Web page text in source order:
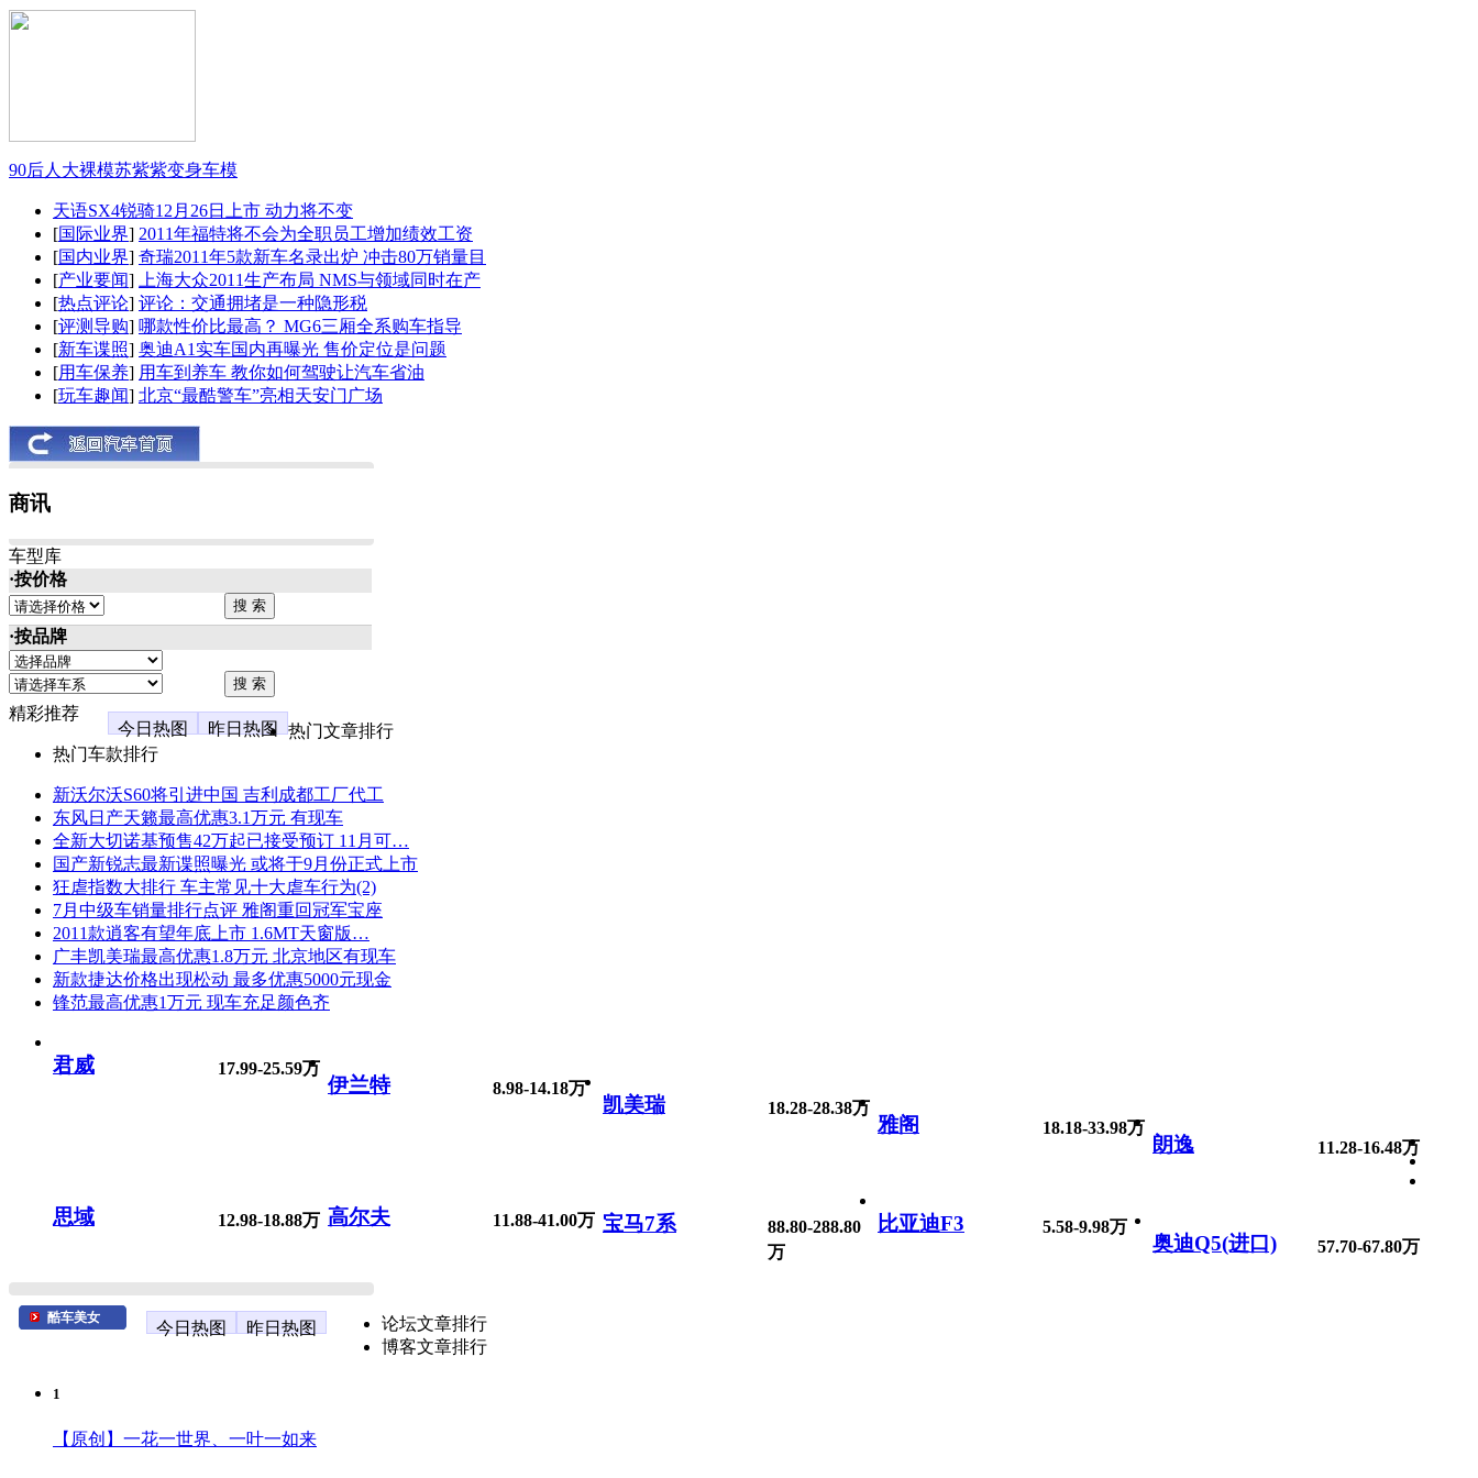
90后人大裸模苏紫紫变身车模
天语SX4锐骑12月26日上市 动力将不变
[国际业界] 2011年福特将不会为全职员工增加绩效工资
[国内业界] 奇瑞2011年5款新车名录出炉 冲击80万销量目
[产业要闻]
上海大众2011生产布局 NMS与领域同时在产
[热点评论] 评论：交通拥堵是一种隐形税
[评测导购] 哪款性价比最高？ MG6三厢全系购车指导
[新车谍照] 奥迪A1实车国内再曝光 售价定位是问题
[用车保养] 用车到养车 教你如何驾驶让汽车省油
[玩车趣闻] 北京“最酷警车”亮相天安门广场
商讯
车型库
·按价格
·按品牌
精彩推荐
今日热图
昨日热图
热门文章排行
热门车款排行
新沃尔沃S60将引进中国 吉利成都工厂代工
东风日产天籁最高优惠3.1万元 有现车
全新大切诺基预售42万起已接受预订 11月可…
国产新锐志最新谍照曝光 或将于9月份正式上市
狂虐指数大排行 车主常见十大虐车行为(2)
7月中级车销量排行点评 雅阁重回冠军宝座
2011款逍客有望年底上市 1.6MT天窗版…
广丰凯美瑞最高优惠1.8万元 北京地区有现车
新款捷达价格出现松动 最多优惠5000元现金
锋范最高优惠1万元 现车充足颜色齐
君威 17.99-25.59万
伊兰特 8.98-14.18万
凯美瑞 18.28-28.38万
雅阁 18.18-33.98万
朗逸 11.28-16.48万
思域 12.98-18.88万 高尔夫 11.88-41.00万 宝马7系
88.80-288.80
万
比亚迪F3 5.58-9.98万
奥迪Q5(进口) 57.70-67.80万
酷车美女
今日热图 昨日热图
论坛文章排行
博客文章排行
1
【原创】一花一世界、一叶一如来